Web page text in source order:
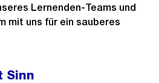
Lernenden-Teams und
mit uns für ein sauberes
Sinn